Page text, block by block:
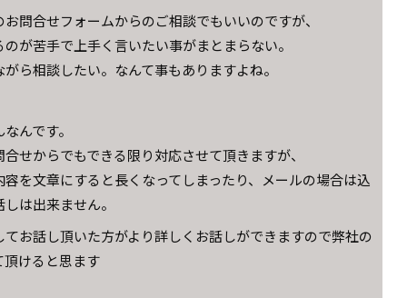
問合せフォームからのご相談でもいいのですが、
が苦手で上手く言いたい事がまとまらない。
ら相談したい。なんて事もありますよね。
んです。
せからでもできる限り対応させて頂きますが、
を文章にすると長くなってしまったり、メールの場合は込
は出来ません。
お話し頂いた方がより詳しくお話しができますので弊社の
けると思ます